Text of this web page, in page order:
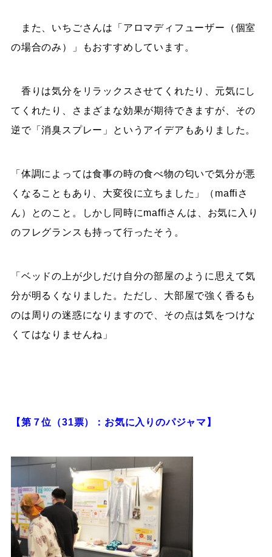
また、いちごさんは「アロマディフューザー（個室
の場合のみ）」もおすすめしています。
香りは気分をリラックスさせてくれたり、元気にし
てくれたり、さまざまな効果が期待できますが、その
逆で「消臭スプレー」というアイデアもありました。
「体調によっては食事の時の食べ物の匂いで気分が悪
くなることもあり、大変役に立ちました」（maffiさ
ん）とのこと。しかし同時にmaffiさんは、お気に入り
のフレグランスも持って行ったそう。
「ベッドの上が少しだけ自分の部屋のように思えて気
分が明るくなりました。ただし、大部屋で強く香るも
のは周りの迷惑になりますので、その点は気をつけな
くてはなりませんね」
【第７位（31票）：お気に入りのパジャマ】